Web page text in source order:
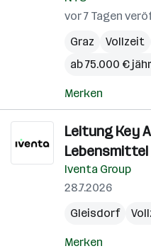
vor 7 Tagen
Graz
Vollzeit
ab 75.000 €
Merken
Leitung Key
Lebensmittel
Iventa Group
28.7.2026
Gleisdorf
Merken